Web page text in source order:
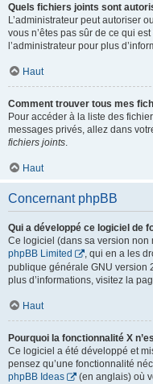
Quels fichiers joints sont
L’administrateur peut autoriser
vous n’êtes pas sûr de ce qui
l’administrateur pour plus
Haut
Comment trouver tous mes
Pour accéder à la liste des
messages privés, allez dans
fichiers joints.
Haut
Concernant phpBB
Qui a développé ce logiciel de
Ce logiciel (dans sa version
phpBB Limited
, qui en a les
publique générale GNU version
plus d’informations, visitez la
Haut
Pourquoi la fonctionnalité X
Ce logiciel a été développé et
pensez qu’une fonctionnalité
phpBB Ideas
(en anglais) où